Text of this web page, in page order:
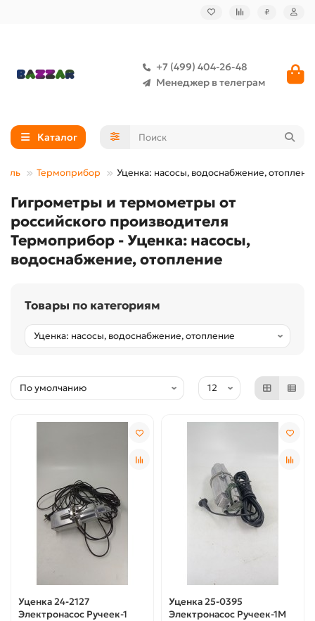
₽
+7 (499) 404-26-48
Менеджер в телеграм
Каталог
Термоприбор Уценка: насосы, водоснабжение,
Гигрометры и термометры от
российского производителя
Термоприбор - Уценка: насосы,
водоснабжение, отопление
Товары по категориям
Уценка 24-2127
Электронасос Ручеек-1
Уценка 25-0395
Электронасос Ручеек-1М